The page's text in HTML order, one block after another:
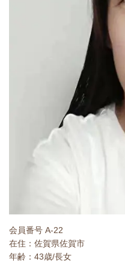
会員番号 A-22
在住：佐賀県佐賀市
年齢：43歳/長女